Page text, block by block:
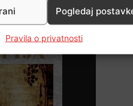
Pogledaj
Pravila o privatnosti